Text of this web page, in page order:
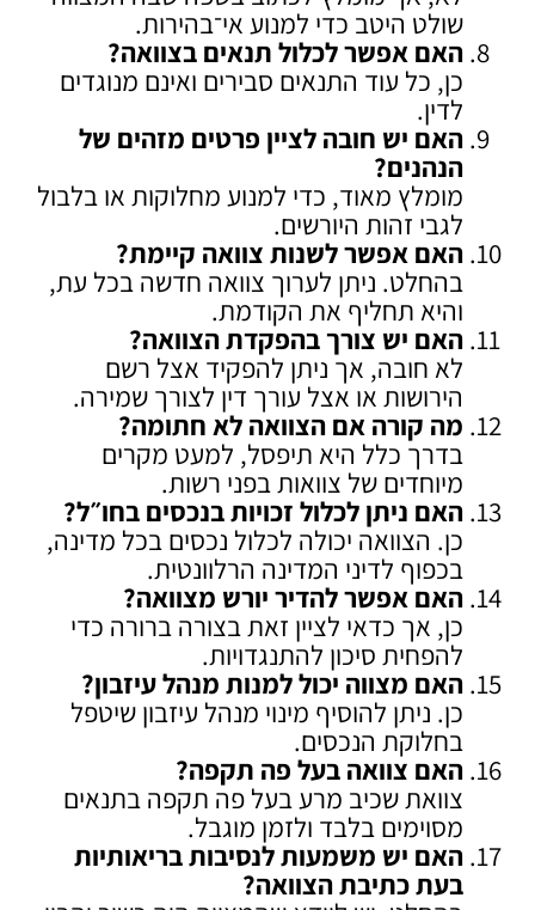
שולט היטב כדי למנוע אי־בהירות.
האם אפשר לכלול תנאים בצוואה?
כן, כל עוד התנאים סבירים ואינם מנוגדים
לדין.
האם יש חובה לציין פרטים מזהים של
הנהנים?
מומלץ מאוד, כדי למנוע מחלוקות או בלבול
לגבי זהות היורשים.
האם אפשר לשנות צוואה קיימת?
בהחלט. ניתן לערוך צוואה חדשה בכל עת,
והיא תחליף את הקודמת.
האם יש צורך בהפקדת הצוואה?
לא חובה, אך ניתן להפקיד אצל רשם
הירושות או אצל עורך דין לצורך שמירה.
מה קורה אם הצוואה לא חתומה?
בדרך כלל היא תיפסל, למעט מקרים
מיוחדים של צוואות בפני רשות.
האם ניתן לכלול זכויות בנכסים בחו״ל?
כן. הצוואה יכולה לכלול נכסים בכל מדינה,
בכפוף לדיני המדינה הרלוונטית.
האם אפשר להדיר יורש מצוואה?
כן, אך כדאי לציין זאת בצורה ברורה כדי
להפחית סיכון להתנגדויות.
האם מצווה יכול למנות מנהל עיזבון?
כן. ניתן להוסיף מינוי מנהל עיזבון שיטפל
בחלוקת הנכסים.
האם צוואה בעל פה תקפה?
צוואת שכיב מרע בעל פה תקפה בתנאים
מסוימים בלבד ולזמן מוגבל.
האם יש משמעות לנסיבות בריאותיות
בעת כתיבת הצוואה?